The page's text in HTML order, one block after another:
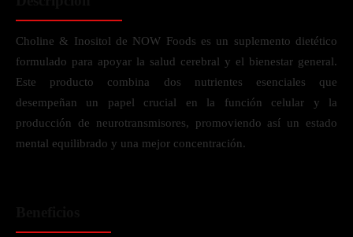
Choline & Inositol de NOW Foods es un suplemento dietético
formulado para apoyar la salud cerebral y el bienestar general.
Este producto combina dos nutrientes esenciales que
desempeñan un papel crucial en la función celular y la
producción de neurotransmisores, promoviendo así un estado
mental equilibrado y una mejor concentración.